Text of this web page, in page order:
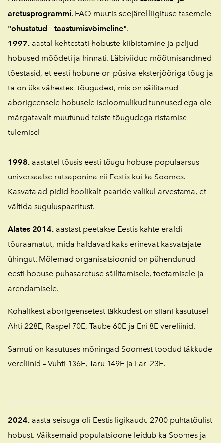
aretusprogrammi. FAO muutis seejärel liigituse tasemele
"ohustatud – taastumisvõimeline".
1997. aastal kehtestati hobuste kiibistamine ja paljud
hobused mõõdeti ja hinnati. Läbiviidud mõõtmisandmed
tõestasid, et eesti hobune on püsiva eksterjööriga tõug ja
ta on üks vähestest tõugudest, mis on säilitanud
aborigeensele hobusele iseloomulikud tunnused ega ole
märgatavalt muutunud teiste tõugudega ristamise
tulemisel
1998. aastatel tõusis eesti tõugu hobuse populaarsus
universaalse ratsaponina nii Eestis kui ka Soomes.
Kasvatajad pidid hoolikalt paaride valikul arvestama, et
vältida suguluspaaritust.
Alates 2014. aastast peetakse Eestis kahte eraldi
tõuraamatut, mida haldavad kaks erinevat kasvatajate
ühingut. Mõlemad organisatsioonid on pühendunud
eesti hobuse puhasaretuse säilitamisele, toetamisele ja
arendamisele.
Kohalikest aborigeensetest täkkudest on siiani kasutusel
Ahti 228E, Raspel 70E, Taube 60E ja Eni 8E vereliinid.
Samuti on kasutuses mõningad Soomest toodud täkkude
vereliinid – Vuhti 136E, Taru 149E ja Lari 23E.
2024. aasta seisuga oli Eestis ligikaudu 2700 puhtatõulist
hobust. Väiksemaid populatsioone leidub ka Soomes ja